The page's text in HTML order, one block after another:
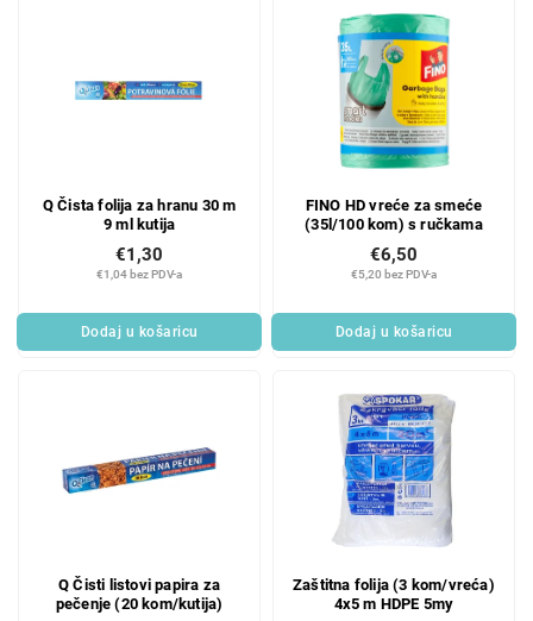
Q Čista folija za hranu 30 m
9 ml kutija
€1,04 bez PDV-a
€1,30
Dodaj u košaricu
FINO HD vreće za smeće
(35l/100 kom) s ručkama
€5,20 bez PDV-a
€6,50
Dodaj u košaricu
Q Čisti listovi papira za
pečenje (20 kom/kutija)
Zaštitna folija (3 kom/vreća)
4x5 m HDPE 5my